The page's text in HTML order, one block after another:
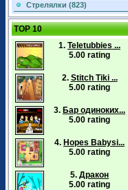
Стрелялки (823)
TOP 10
1. Teletubbies ...
5.00 rating
2. Stitch Tiki ...
5.00 rating
3. Бар одиноких...
5.00 rating
4. Hopes Babysi...
5.00 rating
5. Дракон
5.00 rating